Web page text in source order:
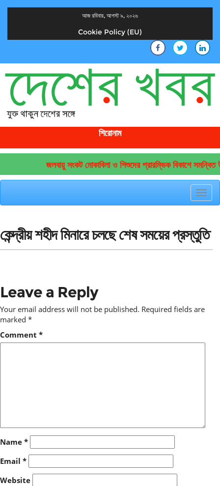
আজ রবিবার, আগস্ট ৯, ২০২৬
Cookie Policy (EU)
শিরোনাম
জলবায়ু সংকট মোকাবিলা ও শিশুদের প্রারম্ভিক বিকাশে সমন্বিত
কেন্দ্রীয় শহীদ মিনারে চলছে শেষ সময়ের প্রস্তুতি
Leave a Reply
Your email address will not be published. Required fields are
marked *
Comment *
Name *
Email *
Website